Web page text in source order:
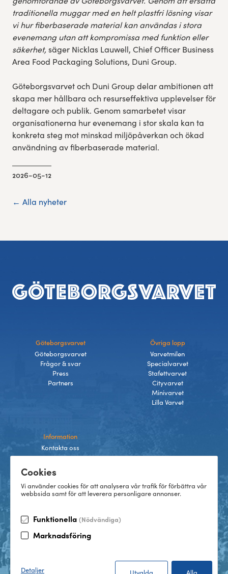
Cookies
Vi använder cookies för att analysera vår trafik för förbättra vår
webbsida samt för att leverera personligare annonser.
Funktionella (Nödvändiga)
Marknadsföring
Detaljer
traditionella muggar med en helt plastfri lösning visar
vi hur fiberbaserade material kan användas i stora
evenemang utan att kompromissa med funktion eller
säkerhet, säger Nicklas Lauwell, Chief Officer Business
Area Food Packaging Solutions, Duni Group.
Göteborgsvarvet och Duni Group delar ambitionen att
skapa mer hållbara och resurseffektiva upplevelser för
deltagare och publik. Genom samarbetet visar
organisationerna hur evenemang i stor skala kan ta
konkreta steg mot minskad miljöpåverkan och ökad
användning av fiberbaserade material.
2026-05-12
← Alla nyheter
Sidfot
Göteborgsvarvet
Göteborgsvarvet
Frågor & svar
Press
Partners
Övriga lopp
Varvetmilen
Specialvarvet
Stafettvarvet
Cityvarvet
Minivarvet
Lilla Varvet
Information
Kontakta oss
Villkor
Cookies